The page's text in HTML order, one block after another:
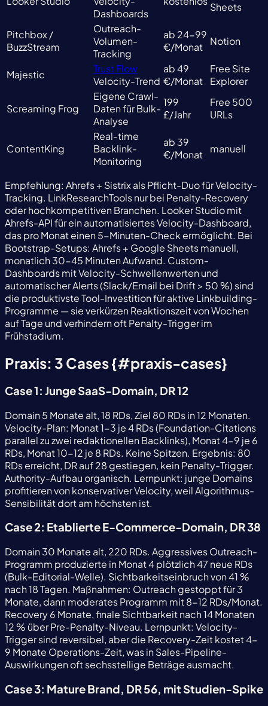
Dashboards
Sheets
Pitchbox /
BuzzStream
Outreach-
Volumen-
Tracking
ab 24-99
€/Monat
Notion
Majestic
Trust Flow
Velocity-Trend
ab 49
€/Monat
Free Site
Explorer
Screaming Frog
Eigene Crawl-
Daten für Bulk-
Analyse
199
£/Jahr
Free 500
URLs
ContentKing
Real-time
Backlink-
Monitoring
ab 39
€/Monat
manuell
Empfehlung: Ahrefs + Sistrix als Pflicht-Duo für Velocity-
Tracking. LinkResearchTools nur bei Penalty-Recovery
oder hochkompetitiven Branchen. Looker Studio mit
Ahrefs-API für ein automatisiertes Velocity-Dashboard,
das pro Monat einen 5-Minuten-Check ermöglicht. Bei
Bootstrap-Setups: Ahrefs + Google Sheets manuell,
monatlich 30-45 Minuten Aufwand. Custom-
Dashboards mit Velocity-Schwellenwerten und
automatischer Alerts (Slack/Email bei Drift > 50 %) sind
die produktivste Tool-Investition für aktive Linkbuilding-
Programme — sie verkürzen Reaktionszeit von Wochen
auf Tage und verhindern oft Penalty-Trigger im
Frühstadium.
Praxis: 3 Cases {#praxis-cases}
Case 1: Junge SaaS-Domain, DR 12
Domain 5 Monate alt, 18 RDs, Ziel 80 RDs in 12 Monaten.
Velocity-Plan: Monat 1-3 je 4 RDs (Foundation-Citations
parallel zu zwei redaktionellen Backlinks), Monat 4-9 je 6
RDs, Monat 10-12 je 8 RDs. Keine Spitzen. Ergebnis: 80
RDs erreicht, DR auf 28 gestiegen, kein Penalty-Trigger.
Authority-Aufbau organisch. Lernpunkt: junge Domains
profitieren von konservativer Velocity, weil Algorithmus-
Sensibilität dort am höchsten ist.
Case 2: Etablierte E-Commerce-Domain, DR 38
Domain 30 Monate alt, 220 RDs. Aggressives Outreach-
Programm produzierte in Monat 4 plötzlich 47 neue RDs
(Bulk-Editorial-Welle). Sichtbarkeitseinbruch von 41 %
nach 18 Tagen. Maßnahmen: Outreach gestoppt für 3
Monate, dann moderates Programm mit 8-12 RDs/Monat.
Recovery 6 Monate, finale Sichtbarkeit nach 14 Monaten
12 % über Pre-Penalty-Niveau. Lernpunkt: Velocity-
Trigger sind reversibel, aber die Recovery-Zeit kostet 4-
9 Monate Operations-Zeit, was in Sales-Pipeline-
Auswirkungen oft sechsstellige Beträge ausmacht.
Case 3: Mature Brand, DR 56, mit Studien-Spike